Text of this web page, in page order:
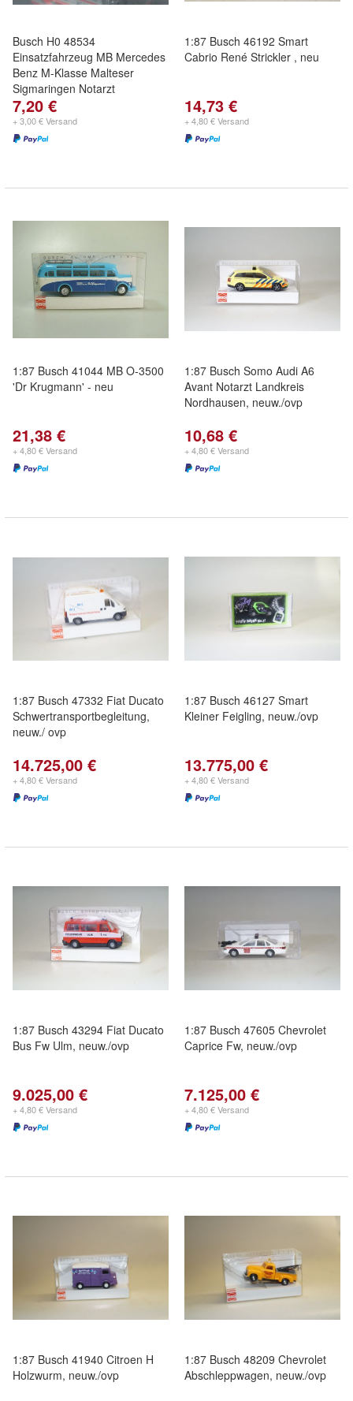
Busch H0 48534
Einsatzfahrzeug MB Mercedes
Benz M-Klasse Malteser
Sigmaringen Notarzt
7,20 €
+ 3,00 € Versand
1:87 Busch 46192 Smart
Cabrio René Strickler , neu
14,73 €
+ 4,80 € Versand
1:87 Busch 41044 MB O-3500
'Dr Krugmann' - neu
21,38 €
+ 4,80 € Versand
1:87 Busch Somo Audi A6
Avant Notarzt Landkreis
Nordhausen, neuw./ovp
10,68 €
+ 4,80 € Versand
1:87 Busch 47332 Fiat Ducato
Schwertransportbegleitung,
neuw./ ovp
14.725,00 €
+ 4,80 € Versand
1:87 Busch 46127 Smart
Kleiner Feigling, neuw./ovp
13.775,00 €
+ 4,80 € Versand
1:87 Busch 43294 Fiat Ducato
Bus Fw Ulm, neuw./ovp
9.025,00 €
+ 4,80 € Versand
1:87 Busch 47605 Chevrolet
Caprice Fw, neuw./ovp
7.125,00 €
+ 4,80 € Versand
1:87 Busch 41940 Citroen H
Holzwurm, neuw./ovp
1:87 Busch 48209 Chevrolet
Abschleppwagen, neuw./ovp